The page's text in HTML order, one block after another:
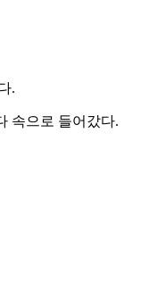
.
속으로 들어갔다.